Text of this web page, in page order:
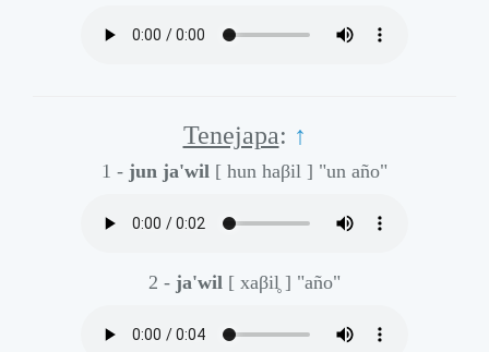
Tenejapa: ↑
1 - jun ja'wil [ hun haβil ] "un año"
2 - ja'wil [ xaβil̥ ] "año"